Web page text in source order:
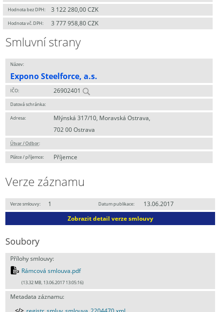
Hodnota bez DPH: 3 122 280,00 CZK
Hodnota vč. DPH: 3 777 958,80 CZK
Smluvní strany
Název:
Expono Steelforce, a.s.
IČO: 26902401
Datová schránka:
Adresa:
Mlýnská 317/10, Moravská Ostrava,
702 00 Ostrava
Útvar / Odbor:
Plátce / příjemce: Příjemce
Verze záznamu
Verze smlouvy: 1 Datum publikace:
13.06.2017
Zobrazit detail verze smlouvy
Soubory
Přílohy smlouvy:
Rámcová smlouva.pdf
(13.32 MB, 13.06.2017 13:05:16)
Metadata záznamu: